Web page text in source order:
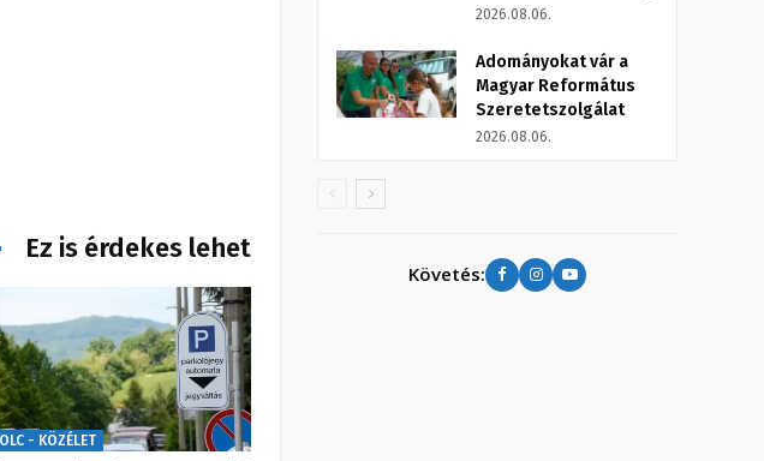
Ez is érdekes lehet
- KÖZÉLET
2026.08.06.
Adományokat vár a
Magyar Református
Szeretetszolgálat
2026.08.06.
Követés: